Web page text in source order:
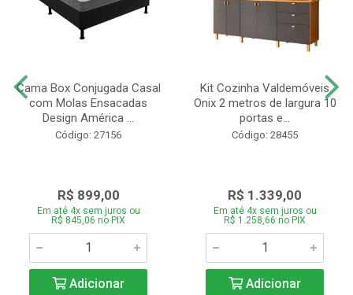
Cama Box Conjugada Casal
com Molas Ensacadas
Design América ...
Código: 27156
R$ 899,00
Em até 4x sem juros ou
R$ 845,06 no PIX
Adicionar
Kit Cozinha Valdemóveis
Onix 2 metros de largura 10
portas e...
Código: 28455
R$ 1.339,00
Em até 4x sem juros ou
R$ 1.258,66 no PIX
Adicionar